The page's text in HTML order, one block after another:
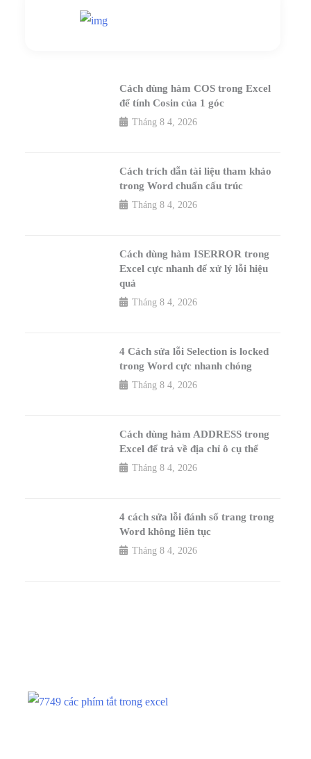
Cách dùng hàm COS trong Excel
để tính Cosin của 1 góc
Tháng 8 4, 2026
Cách trích dẫn tài liệu tham khảo
trong Word chuẩn cấu trúc
Tháng 8 4, 2026
Cách dùng hàm ISERROR trong
Excel cực nhanh để xử lý lỗi hiệu
quả
Tháng 8 4, 2026
4 Cách sửa lỗi Selection is locked
trong Word cực nhanh chóng
Tháng 8 4, 2026
Cách dùng hàm ADDRESS trong
Excel để trả về địa chỉ ô cụ thể
Tháng 8 4, 2026
4 cách sửa lỗi đánh số trang trong
Word không liên tục
Tháng 8 4, 2026